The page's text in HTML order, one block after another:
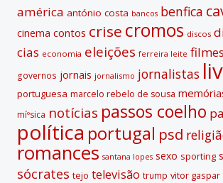
américa antónio costa bancos benfica
cinema contos crise cromos discos
cias economia eleições ferreira leite filmes
governos jornais jornalismo jornalistas
portuguesa marcelo rebelo de sousa
míºsica notí­cias passos coelho
polí­tica portugal psd
romances santana lopes sexo sporting
sócrates tejo televisão trump vitor gaspar